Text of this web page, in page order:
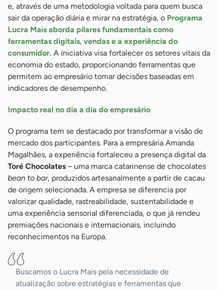
e, através de uma metodologia voltada para quem busca
sair da operação diária e mirar na estratégia, o Programa
Lucra Mais aborda pilares fundamentais como
ferramentas digitais, vendas e a experiência do
consumidor. A iniciativa visa fortalecer os setores vitais da
economia do estado, proporcionando ferramentas que
permitem ao empresário tomar decisões baseadas em
indicadores de desempenho.
Impacto real no dia a dia do empresário
O programa tem se destacado por transformar a visão de
mercado dos participantes. Para a empresária Amanda
Magalhães, a experiência fortaleceu a presença digital da
Toré Chocolates – uma marca catarinense de chocolates
bean to bar, produzidos artesanalmente a partir de cacau
de origem selecionada. A empresa se diferencia por
valorizar qualidade, rastreabilidade, sustentabilidade e
uma experiência sensorial diferenciada, o que já rendeu
premiações nacionais e internacionais, incluindo
reconhecimentos na Europa.
Buscamos o Lucra Mais pela necessidade de
atualização sobre estratégias e ferramentas que